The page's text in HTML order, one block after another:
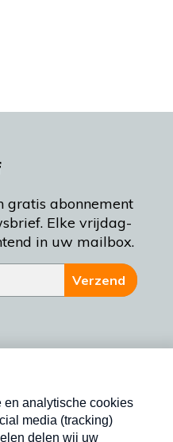
gratis abonnement
Elke vrijdag-
in uw mailbox.
Verzend